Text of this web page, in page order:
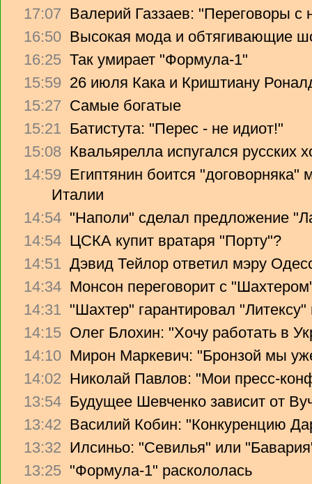
17:07 Валерий Газзаев: "Переговоры с
16:50 Высокая мода и обтягивающие
16:25 Так умирает "Формула-1"
15:59 26 июля Кака и Криштиану
15:27 Самые богатые
15:21 Батистута: "Перес - не идиот!"
15:08 Квальярелла испугался русских
14:59 Египтянин боится
Италии
14:54 "Наполи" сделал предложение
14:54 ЦСКА купит вратаря "Порту"?
14:51 Дэвид Тейлор ответил мэру
14:34 Монсон переговорит с
14:31 "Шахтер" гарантировал
14:15 Олег Блохин: "Хочу работать в
14:10 Мирон Маркевич: "Бронзой мы
14:02 Николай Павлов: "Мои пресс-
13:54 Будущее Шевченко зависит от
13:42 Василий Кобин: "Конкуренцию
13:32 Илсиньо: "Севилья" или
13:25 "Формула-1" раскололась